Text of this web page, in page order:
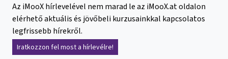
Az iMooX hírlevelével nem marad le az iMooX.at oldalon
elérhető aktuális és jövőbeli kurzusainkkal kapcsolatos
legfrissebb hírekről.
Iratkozzon fel most a hírlevélre!